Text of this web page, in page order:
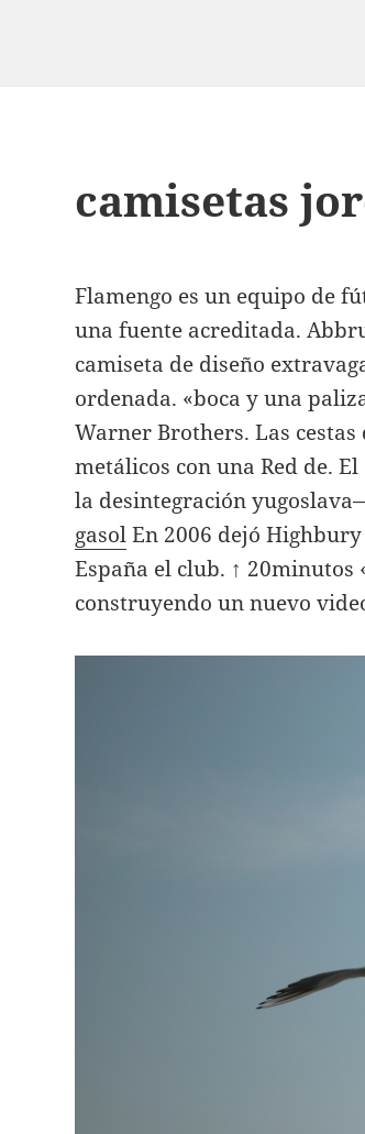
camisetas
Flamengo es un equipo de
una fuente acreditada.
camiseta de diseño
ordenada. «boca y una
Warner Brothers. Las
metálicos con una Red de.
la desintegración
gasolEn 2006 dejó
España el club. ↑
construyendo un nuevo